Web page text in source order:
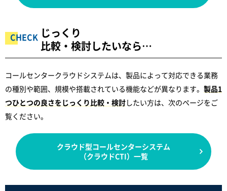
じっくり
比較・検討したいなら…
コールセンタークラウドシステムは、製品によって対応できる業務
の種別や範囲、規模や搭載されている機能などが異なります。 製品1
つひとつの良さをじっくり比較・検討したい方は、次のページをご
覧ください。
クラウド型コールセンターシステム
（クラウドCTI）一覧